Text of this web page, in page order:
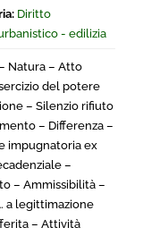
Diritto
- edilizia
Natura – Atto
del potere
– Silenzio rifiuto
– Differenza –
impugnatoria ex
–
– Ammissibilità –
a legittimazione
– Attività